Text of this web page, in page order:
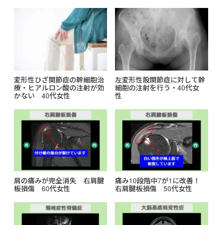
変形性ひざ関節症の幹細胞治
療・ヒアルロン酸の注射が効
かない 40代女性
左変形性股関節症に対して幹
細胞の注射を行う・40代女
性
肩の痛みが完全消失 右肩腱
板損傷 60代女性
痛み10段階中7が1に改善！
右肩腱板損傷 50代女性